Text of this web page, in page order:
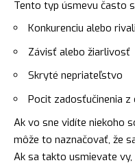
Tento typ úsmevu často
Konkurenciu alebo
Závisť alebo žiarlivosť
Skryté nepriateľstvo
Pocit zadosťučinenia
Ak vo sne vidíte niekoho
môže to naznačovať, že
Ak sa takto usmievate